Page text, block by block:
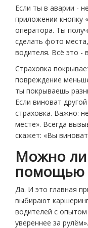
Если ты в аварии -
приложении кнопку
оператора. Ты
сделать фото
водителя. Всё это -
Страховка
повреждение
ты покрываешь
Если виноват
страховка. Важно:
месте». Всегда
скажет: «Вы
Можно ли
помощью
Да. И это главная
выбирают
водителей с
увереннее за